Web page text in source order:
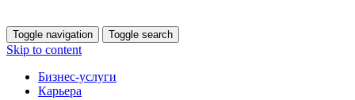
Toggle navigation Toggle search
Skip to content
Бизнес-услуги
Карьера